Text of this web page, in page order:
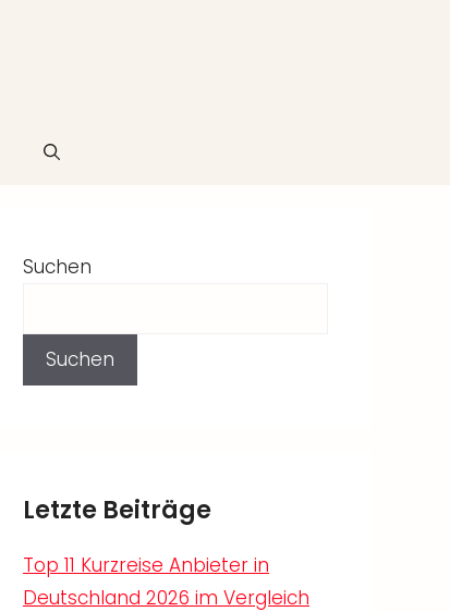
Suchen
Suchen
Letzte Beiträge
Top 11 Kurzreise Anbieter in
Deutschland 2026 im Vergleich